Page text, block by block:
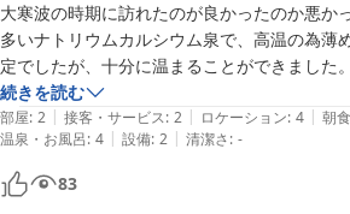
大寒波の時期に訪れたのが良かったのか悪か
多いナトリウムカルシウム泉で、高温の為薄
定でしたが、十分に温まることができました
ただ、部屋は中々温まらず、寝ている時も少
し温かい時期に行くのがお勧めです。
高崎市民は優待があるとのことでした。私は
定料金で宿泊しましたが、それでも割安感は
続きを読む
部屋: 2 | 接客・サービス: 2 | ロケーション: 4 | 朝食
温泉・お風呂: 4 | 設備: 2 | 清潔さ: -
83